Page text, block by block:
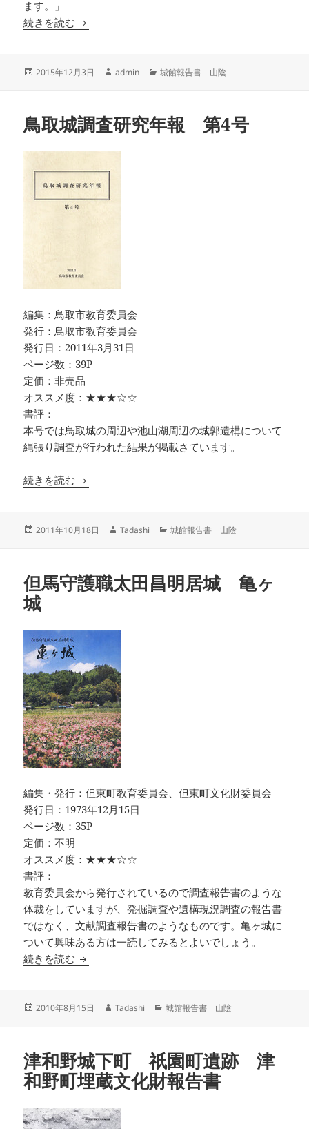
ます。」
続きを読む 史跡八木城跡保存管理計画策定報告書 兵庫県八
投
2015年12月3日
作
admin
カ
ー
城館報告書 山陰
鳥取城調査研究年報 第4号
編集：鳥取市教育委員会
発行：鳥取市教育委員会
発行日：2011年3月31日
ページ数：39P
定価：非売品
オススメ度：★★★☆☆
書評：
本号では鳥取城の周辺や池山湖周辺の城郭遺構について
縄張り調査が行われた結果が掲載さています。
続きを読む 鳥取城調査研究年報 第4号
投
2011年10月18日
作
Tadashi
カ
ー
城館報告書 山陰
但馬守護職太田昌明居城 亀ヶ
城
編集・発行：但東町教育委員会、但東町文化財委員会
発行日：1973年12月15日
ページ数：35P
定価：不明
オススメ度：★★★☆☆
書評：
教育委員会から発行されているので調査報告書のような
体裁をしていますが、発掘調査や遺構現況調査の報告書
ではなく、文献調査報告書のようなものです。亀ヶ城に
ついて興味ある方は一読してみるとよいでしょう。
続きを読む 但馬守護職太田昌明居城 亀ヶ城
投
2010年8月15日
作
Tadashi
カ
ー
城館報告書 山陰
津和野城下町 祇園町遺跡 津
和野町埋蔵文化財報告書